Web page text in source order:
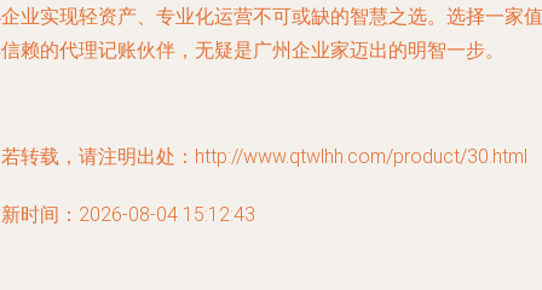
业实现轻资产、专业化运营不可或缺的智慧之选。选择一家值
赖的代理记账伙伴，无疑是广州企业家迈出的明智一步。
转载，请注明出处：http://www.qtwlhh.com/product/30.html
时间：2026-08-04 15:12:43